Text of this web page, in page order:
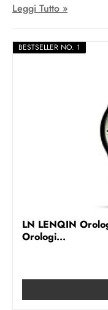
BESTSELLER NO. 1
LN LENQIN
Orologi...
Leggi Tutto »